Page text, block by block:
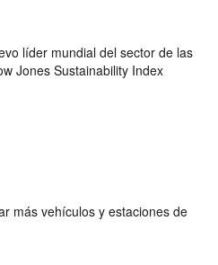
líder mundial del sector de las
Jones Sustainability Index
más vehículos y estaciones de